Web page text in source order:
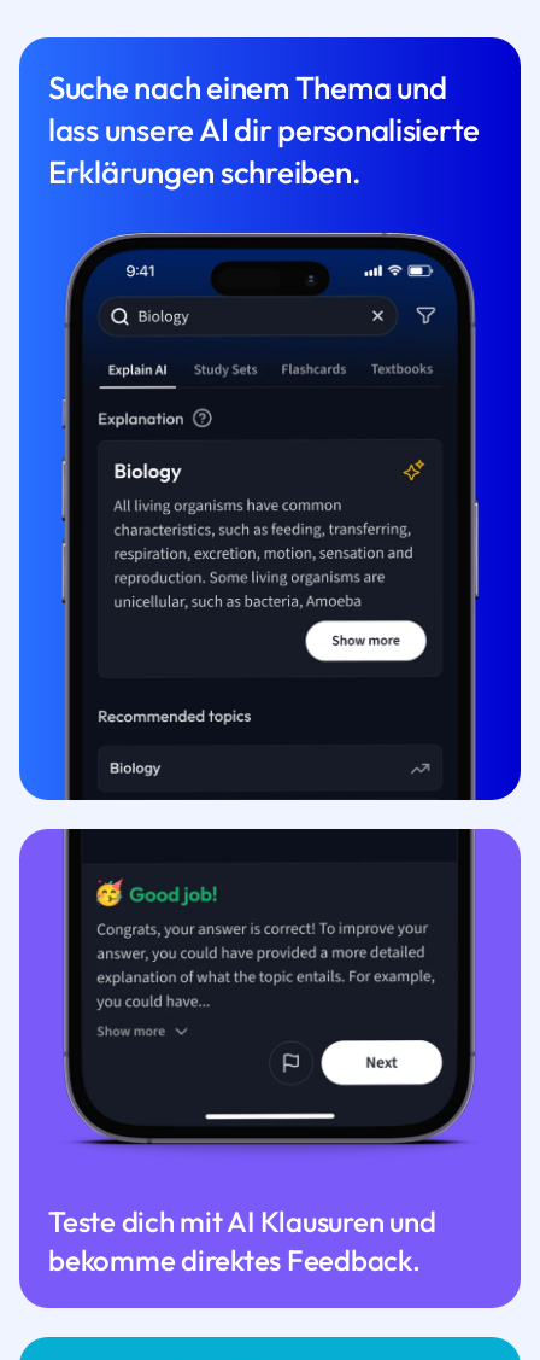
Suche nach einem Thema und
lass unsere AI dir personalisierte
Erklärungen schreiben.
Teste dich mit AI Klausuren und
bekomme direktes Feedback.